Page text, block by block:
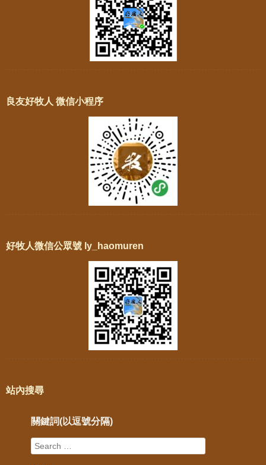
良友好牧人 微信小程序
好牧人微信公眾號 ly_haomuren
站內搜尋
關鍵詞(以逗號分隔)